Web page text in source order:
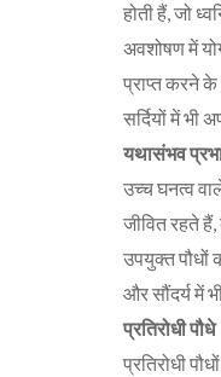
होती हैं, जो
अवशोषण में
प्राप्त करने के
सर्दियों में भी
यथासंभव
उच्च घनत्व
जीवित रहते हैं,
उपयुक्त पौधों
और सौंदर्य में
प्रतिरोधी पौधे
प्रतिरोधी